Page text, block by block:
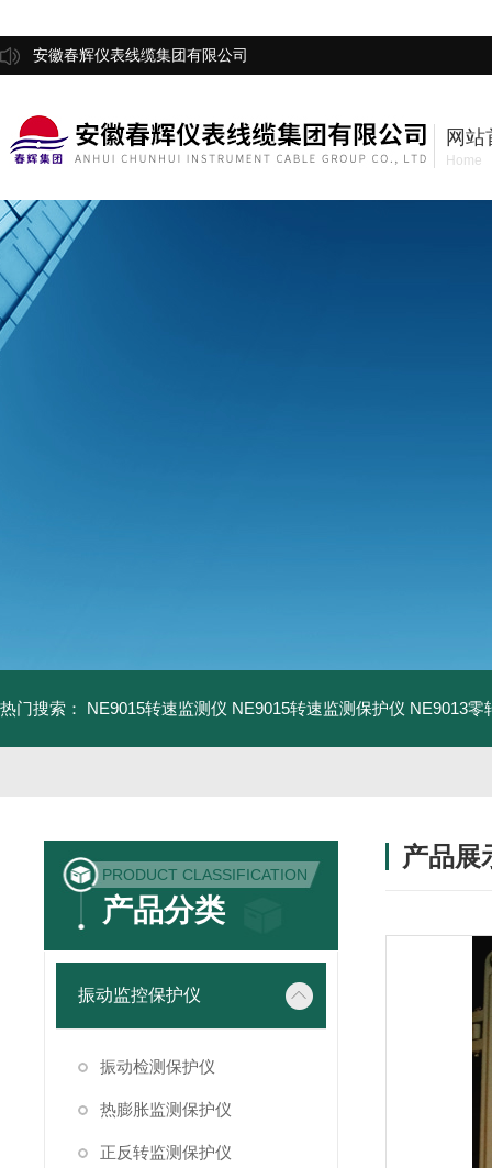
安徽春辉仪表线缆集团有限公司
网站
Home
热门搜索： NE9015转速监测仪 NE9015转速监测保护仪 NE9013零
PRODUCT CLASSIFICATION
产品分类
振动监控保护仪
振动检测保护仪
热膨胀监测保护仪
正反转监测保护仪
产品展